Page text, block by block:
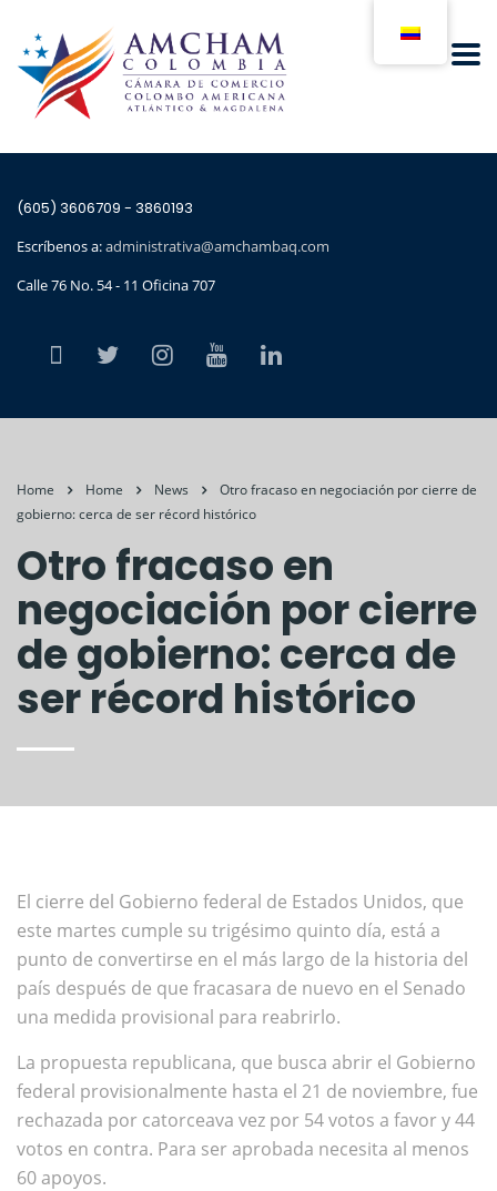
(605) 3606709 - 3860193
Escríbenos a:administrativa@amchambaq.com
Calle 76 No. 54 - 11 Oficina 707
Home Home News
Otro fracaso en negociación por cierre de
gobierno: cerca de ser récord histórico
Otro fracaso en
negociación por cierre
de gobierno: cerca de
ser récord histórico
El cierre del Gobierno federal de Estados Unidos, que
este martes cumple su trigésimo quinto día, está a
punto de convertirse en el más largo de la historia del
país después de que fracasara de nuevo en el Senado
una medida provisional para reabrirlo.
La propuesta republicana, que busca abrir el Gobierno
federal provisionalmente hasta el 21 de noviembre, fue
rechazada por catorceava vez por 54 votos a favor y 44
votos en contra. Para ser aprobada necesita al menos
60 apoyos.